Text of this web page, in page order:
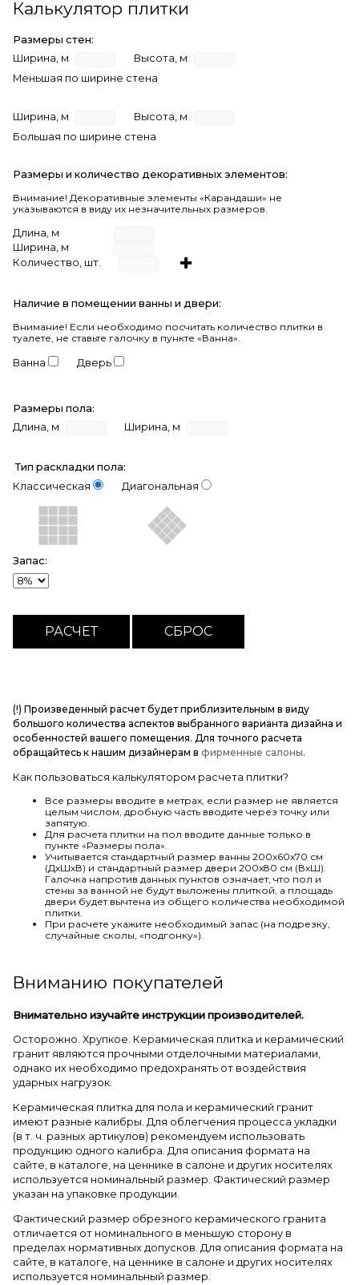
Калькулятор плитки
Размеры стен:
Ширина, м
Высота, м
Меньшая по ширине стена
Ширина, м
Высота, м
Большая по ширине стена
Размеры и количество декоративных элементов:
Внимание! Декоративные элементы «Карандаши» не
указываются в виду их незначительных размеров.
Длина, м
Ширина, м
Количество, шт.
Наличие в помещении ванны и двери:
Внимание! Если необходимо посчитать количество плитки в
туалете, не ставьте галочку в пункте «Ванна».
Ванна Дверь
Размеры пола:
Длина, м
Ширина, м
Тип раскладки пола:
Классическая
Диагональная
Запас:
(!) Произведенный расчет будет приблизительным в виду
большого количества аспектов выбранного варианта дизайна и
особенностей вашего помещения. Для точного расчета
обращайтесь к нашим дизайнерам в фирменные салоны.
Как пользоваться калькулятором расчета плитки?
Все размеры вводите в метрах, если размер не является
целым числом, дробную часть вводите через точку или
запятую.
Для расчета плитки на пол вводите данные только в
пункте «Размеры пола».
Учитывается стандартный размер ванны 200х60х70 см
(ДхШхВ) и стандартный размер двери 200х80 см (ВхШ).
Галочка напротив данных пунктов означает, что пол и
стены за ванной не будут выложены плиткой, а площадь
двери будет вычтена из общего количества необходимой
плитки.
При расчете укажите необходимый запас (на подрезку,
случайные сколы, «подгонку»).
Вниманию покупателей
Внимательно изучайте инструкции производителей.
Осторожно. Хрупкое. Керамическая плитка и керамический
гранит являются прочными отделочными материалами,
однако их необходимо предохранять от воздействия
ударных нагрузок.
Керамическая плитка для пола и керамический гранит
имеют разные калибры. Для облегчения процесса укладки
(в т. ч. разных артикулов) рекомендуем использовать
продукцию одного калибра. Для описания формата на
сайте, в каталоге, на ценнике в салоне и других носителях
используется номинальный размер. Фактический размер
указан на упаковке продукции.
Фактический размер обрезного керамического гранита
отличается от номинального в меньшую сторону в
пределах нормативных допусков. Для описания формата на
сайте, в каталоге, на ценнике в салоне и других носителях
используется номинальный размер.